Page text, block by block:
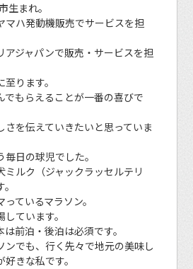
生まれ。
マハ発動機販売でサービスを担
アジャパンで販売・サービスを担
ります。
でもらえることが一番の喜びで
さを伝えていきたいと思っていま
日の球児でした。
ミルク（ジャックラッセルテリ
ているマラソン。
ています。
前泊・後泊は必須です。
ンでも、行く先々で地元の美味し
きな私です。